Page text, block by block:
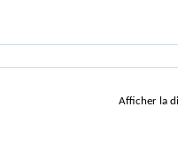
Afficher la